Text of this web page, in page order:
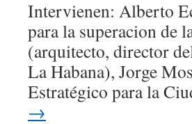
Intervienen: Alberto
para la superacion de
(arquitecto, director
La Habana), Jorge
Estratégico para la
→